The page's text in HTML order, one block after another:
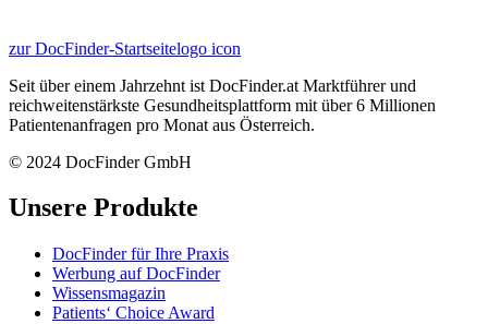
zur DocFinder-Startseitelogo icon
Seit über einem Jahrzehnt ist DocFinder.at Marktführer und
reichweitenstärkste Gesundheitsplattform mit über 6 Millionen
Patientenanfragen pro Monat aus Österreich.
© 2024 DocFinder GmbH
Unsere Produkte
DocFinder für Ihre Praxis
Werbung auf DocFinder
Wissensmagazin
Patients‘ Choice Award